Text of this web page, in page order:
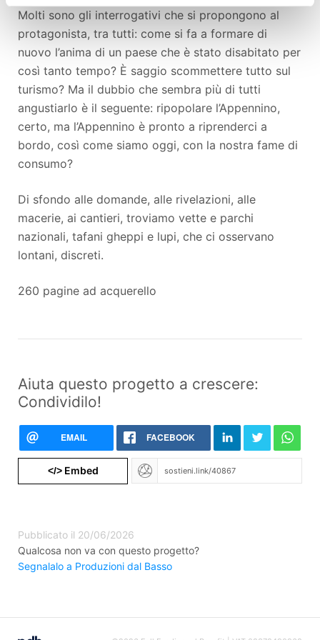
Molti sono gli interrogativi che si propongono al
protagonista, tra tutti: come si fa a formare di
nuovo l’anima di un paese che è stato disabitato per
così tanto tempo? È saggio scommettere tutto sul
turismo? Ma il dubbio che sembra più di tutti
angustiarlo è il seguente: ripopolare l’Appennino,
certo, ma l’Appennino è pronto a riprenderci a
bordo, così come siamo oggi, con la nostra fame di
consumo?
Di sfondo alle domande, alle rivelazioni, alle
macerie, ai cantieri, troviamo vette e parchi
nazionali, tafani gheppi e lupi, che ci osservano
lontani, discreti.
260 pagine ad acquerello
Aiuta questo progetto a crescere:
Condividilo!
EMAIL FACEBOOK
</>Embed
Pubblicato il 20/06/2026
Qualcosa non va con questo progetto?
Segnalalo a Produzioni dal Basso